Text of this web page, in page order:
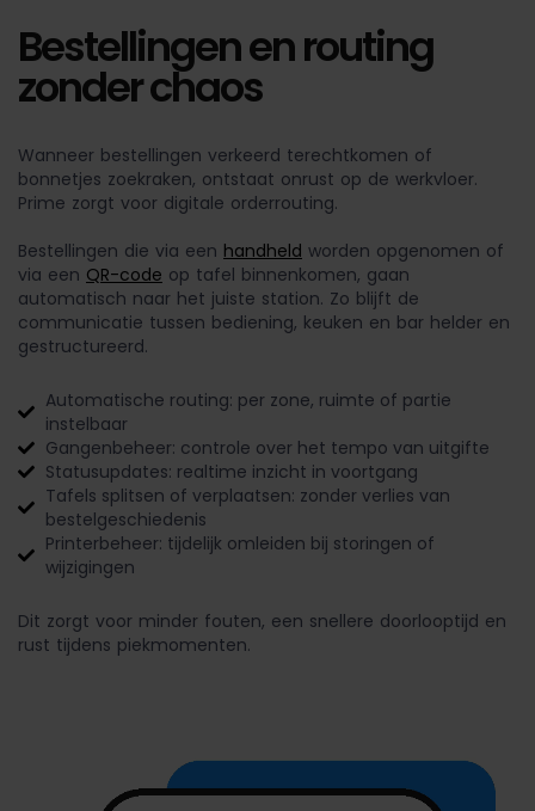
Bestellingen en routing
zonder chaos
Wanneer bestellingen verkeerd terechtkomen of
bonnetjes zoekraken, ontstaat onrust op de werkvloer.
Prime zorgt voor digitale orderrouting.
Bestellingen die via een handheld worden opgenomen of
via een QR-code op tafel binnenkomen, gaan
automatisch naar het juiste station. Zo blijft de
communicatie tussen bediening, keuken en bar helder en
gestructureerd.
Automatische routing: per zone, ruimte of partie
instelbaar
Gangenbeheer: controle over het tempo van uitgifte
Statusupdates: realtime inzicht in voortgang
Tafels splitsen of verplaatsen: zonder verlies van
bestelgeschiedenis
Printerbeheer: tijdelijk omleiden bij storingen of
wijzigingen
Dit zorgt voor minder fouten, een snellere doorlooptijd en
rust tijdens piekmomenten.